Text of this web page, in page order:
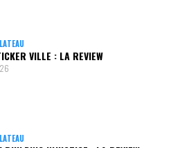
VILLE : LA REVIEW